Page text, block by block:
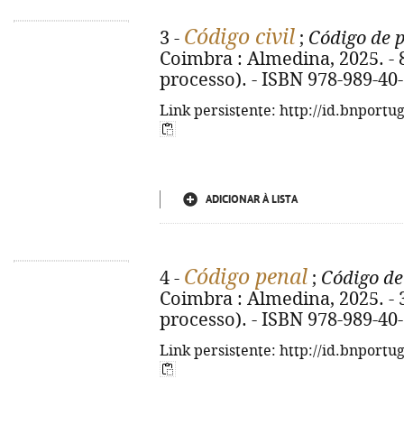
3 - Código civil ; Código de
Coimbra : Almedina, 2025. -
processo). - ISBN 978-989-
Link persistente: http://
ADICIONAR À LISTA
4 - Código penal ; Código
Coimbra : Almedina, 2025. -
processo). - ISBN 978-989-
Link persistente: http://